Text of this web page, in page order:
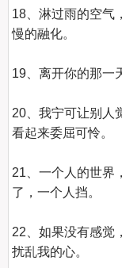
18、淋过雨的空气
慢的融化。
19、离开你的那一
20、我宁可让别人
看起来委屈可怜。
21、一个人的世界
了，一个人挡。
22、如果没有感觉
扰乱我的心。